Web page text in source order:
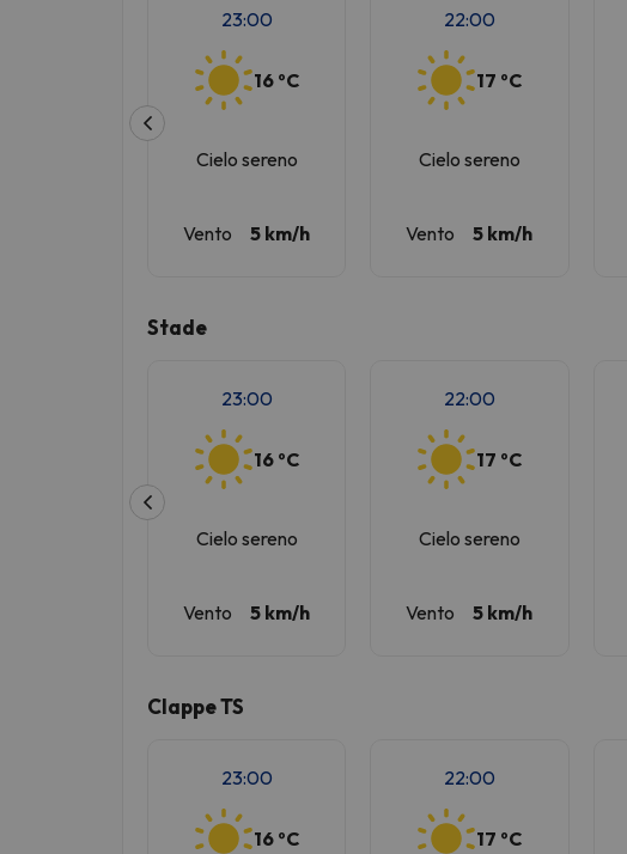
23:00
16 ºC
Cielo sereno
Vento 5 km/h
22:00
17 ºC
Cielo sereno
Vento 5 km/h
Stade
23:00
16 ºC
Cielo sereno
Vento 5 km/h
22:00
17 ºC
Cielo sereno
Vento 5 km/h
Clappe TS
23:00
16 ºC
22:00
17 ºC